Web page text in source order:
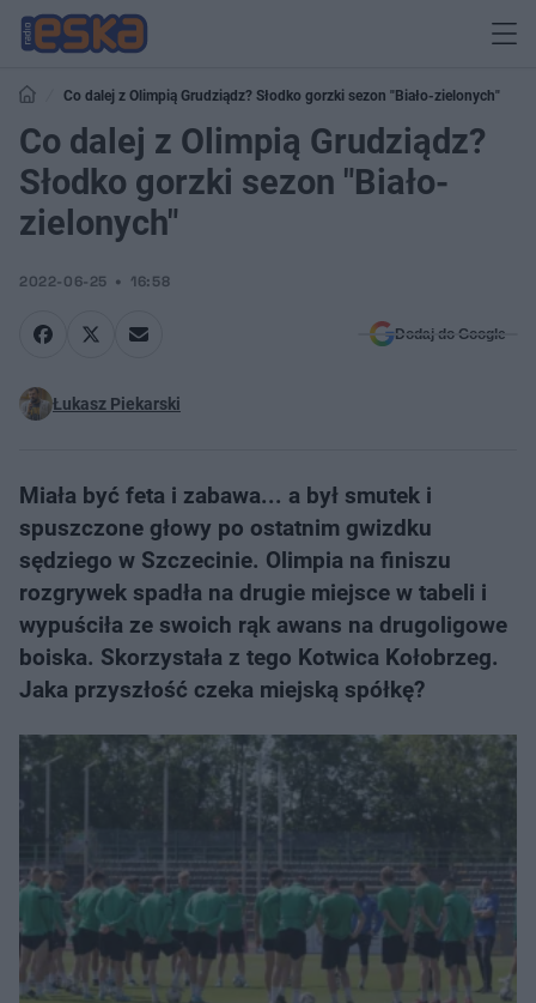
Co dalej z Olimpią Grudziądz? Słodko gorzki sezon "Biało-zielonych"
Co dalej z Olimpią Grudziądz?
Słodko gorzki sezon "Biało-
zielonych"
2022-06-25 16:58
Dodaj do Google
Łukasz Piekarski
Miała być feta i zabawa... a był smutek i
spuszczone głowy po ostatnim gwizdku
sędziego w Szczecinie. Olimpia na finiszu
rozgrywek spadła na drugie miejsce w tabeli i
wypuściła ze swoich rąk awans na drugoligowe
boiska. Skorzystała z tego Kotwica Kołobrzeg.
Jaka przyszłość czeka miejską spółkę?